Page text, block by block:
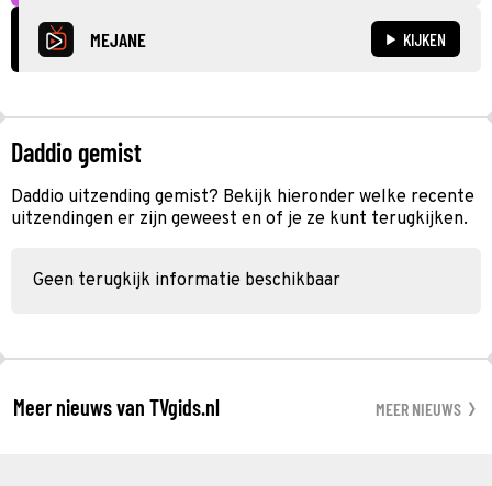
MEJANE KIJKEN
Daddio gemist
Daddio uitzending gemist? Bekijk hieronder welke recente
uitzendingen er zijn geweest en of je ze kunt terugkijken.
Geen terugkijk informatie beschikbaar
Meer nieuws van TVgids.nl MEER NIEUWS